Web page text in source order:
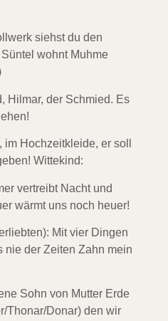
siehst du den
wohnt Muhme
Hilmar, der Schmied. Es
im Hochzeitkleide, er soll
Wittekind:
vertreibt Nacht und
wärmt uns noch heuer!
Mit vier Dingen
nie der Zeiten Zahn mein
Sohn von Mutter Erde
Thonar/Donar) den wir